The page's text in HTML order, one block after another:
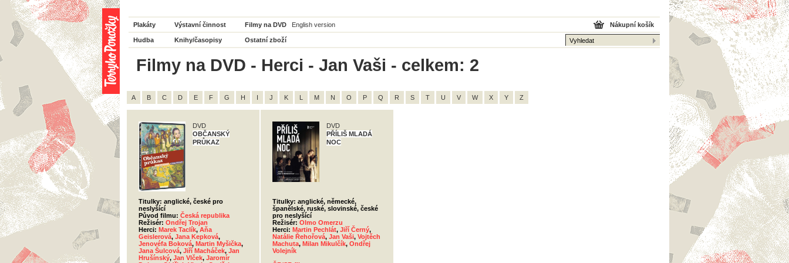
Plakáty Výstavní činnost Filmy na DVD English version
Hudba Knihy/časopisy Ostatní zboží
Nákupní košík
Filmy na DVD - Herci - Jan Vaši - celkem: 2
A B C D E F G H I J K L M N O P Q R S T U V W X Y Z
DVD
OBČANSKÝ
PRŮKAZ
Titulky: anglické, české pro
neslyšící
Původ filmu: Česká republika
Režisér: Ondřej Trojan
Herci: Marek Taclík, Aňa
Geislerová, Jana Kepková,
Jenovéfa Boková, Martin Myšička,
Jana Šulcová, Jiří Macháček, Jan
Hrušínský, Jan Vlček, Jaromír
DVD
PŘÍLIŠ MLADÁ
NOC
Titulky: anglické, německé,
španělské, ruské, slovinské, české
pro neslyšící
Režisér: Olmo Omerzu
Herci: Martin Pechlát, Jiří Černý,
Natálie Řehořová, Jan Vaši, Vojtěch
Machuta, Milan Mikulčík, Ondřej
Volejník